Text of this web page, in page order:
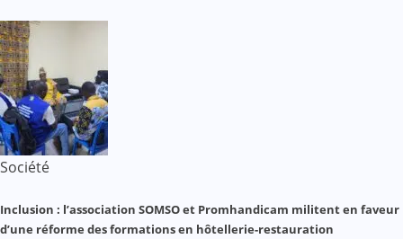
Société
Inclusion : l’association SOMSO et Promhandicam militent en faveur
d’une réforme des formations en hôtellerie-restauration